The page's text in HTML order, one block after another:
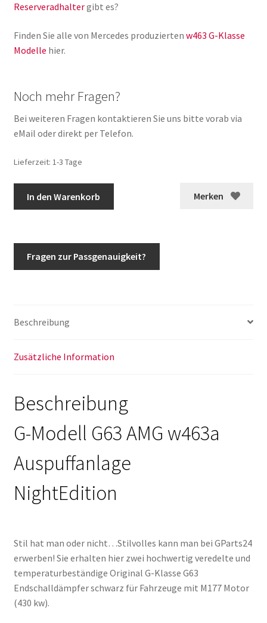
Reserveradhaltergibt es?
Finden Sie alle von Mercedes produzierten w463 G-Klasse
Modelle hier.
Noch mehr Fragen?
Bei weiteren Fragen kontaktieren Sie uns bitte vorab via
eMail oder direkt per Telefon.
Lieferzeit: 1-3 Tage
Merken
schwarz
Menge
In den Warenkorb
Fragen zur Passgenauigkeit?
Beschreibung
Zusätzliche Information
Beschreibung
G-Modell G63 AMG w463a
Auspuffanlage
NightEdition
Stil hat man oder nicht…Stilvolles kann man bei GParts24
erwerben! Sie erhalten hier zwei hochwertig veredelte und
temperaturbeständige Original G-Klasse G63
Endschalldämpfer schwarz für Fahrzeuge mit M177 Motor
(430 kw).